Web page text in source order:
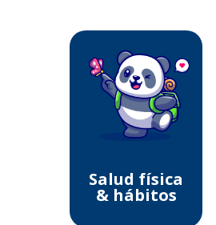
Salud física
& hábitos